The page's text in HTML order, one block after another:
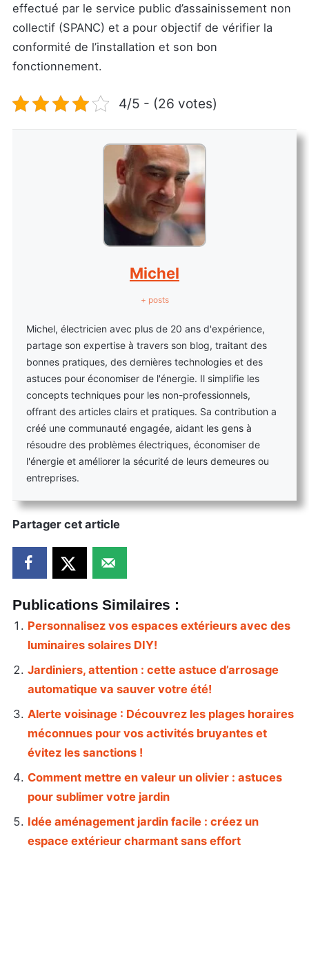
effectué par le service public d’assainissement non
collectif (SPANC) et a pour objectif de vérifier la
conformité de l’installation et son bon
fonctionnement.
4/5 - (26 votes)
Michel
+ posts
Michel, électricien avec plus de 20 ans d'expérience,
partage son expertise à travers son blog, traitant des
bonnes pratiques, des dernières technologies et des
astuces pour économiser de l'énergie. Il simplifie les
concepts techniques pour les non-professionnels,
offrant des articles clairs et pratiques. Sa contribution a
créé une communauté engagée, aidant les gens à
résoudre des problèmes électriques, économiser de
l'énergie et améliorer la sécurité de leurs demeures ou
entreprises.
Partager cet article
Publications Similaires :
Personnalisez vos espaces extérieurs avec des
luminaires solaires DIY!
Jardiniers, attention : cette astuce d’arrosage
automatique va sauver votre été!
Alerte voisinage : Découvrez les plages horaires
méconnues pour vos activités bruyantes et
évitez les sanctions !
Comment mettre en valeur un olivier : astuces
pour sublimer votre jardin
Idée aménagement jardin facile : créez un
espace extérieur charmant sans effort